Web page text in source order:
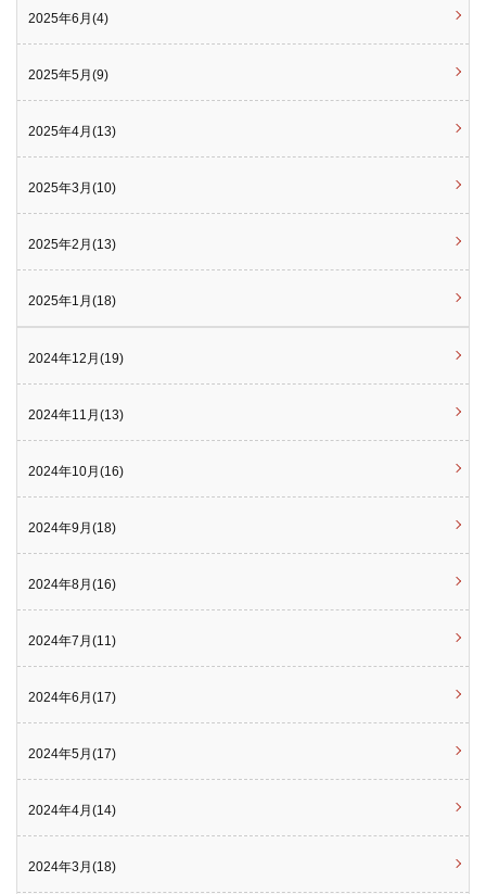
2025年6月(4)
2025年5月(9)
2025年4月(13)
2025年3月(10)
2025年2月(13)
2025年1月(18)
2024年12月(19)
2024年11月(13)
2024年10月(16)
2024年9月(18)
2024年8月(16)
2024年7月(11)
2024年6月(17)
2024年5月(17)
2024年4月(14)
2024年3月(18)